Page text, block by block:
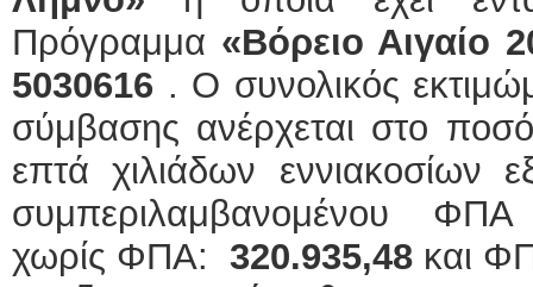
Πρόγραμμα «Βόρειο Αιγαίο
5030616 . Ο συνολικός
σύμβασης ανέρχεται στο
επτά χιλιάδων εννιακοσίων
συμπεριλαμβανομένου
χωρίς ΦΠΑ: 320.935,48 και